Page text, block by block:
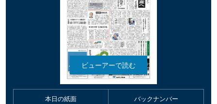
本日の紙面 バックナンバー